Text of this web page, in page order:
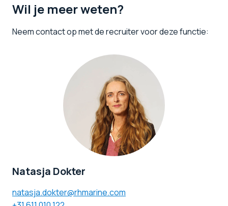
Wil je meer weten?
Neem contact op met de recruiter voor deze functie:
Natasja Dokter
natasja.dokter@rhmarine.com